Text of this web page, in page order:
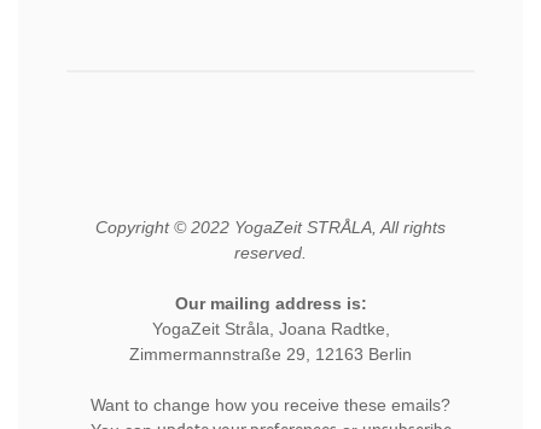
Copyright © 2022 YogaZeit STRÅLA, All rights
reserved.
Our mailing address is:
YogaZeit Stråla, Joana Radtke,
Zimmermannstraße 29, 12163 Berlin
Want to change how you receive these emails?